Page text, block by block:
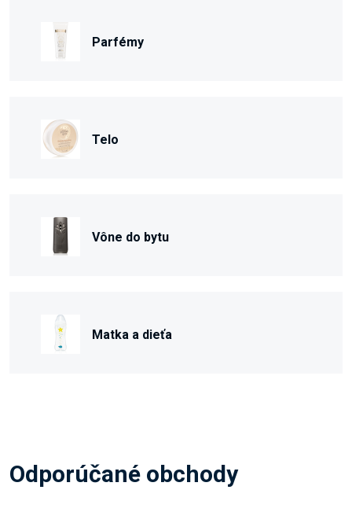
Parfémy
Telo
Vône do bytu
Matka a dieťa
Odporúčané obchody